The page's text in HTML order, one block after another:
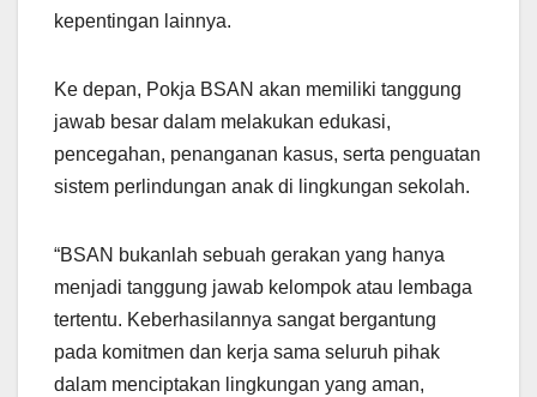
kepentingan lainnya.
Ke depan, Pokja BSAN akan memiliki tanggung
jawab besar dalam melakukan edukasi,
pencegahan, penanganan kasus, serta penguatan
sistem perlindungan anak di lingkungan sekolah.
“BSAN bukanlah sebuah gerakan yang hanya
menjadi tanggung jawab kelompok atau lembaga
tertentu. Keberhasilannya sangat bergantung
pada komitmen dan kerja sama seluruh pihak
dalam menciptakan lingkungan yang aman,